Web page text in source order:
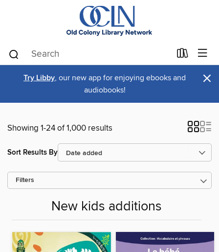
Try Libby, our new app for enjoying ebooks and
audiobooks!
×
Showing 1-24 of 1,000 results
Sort Results By
Filters
New kids additions